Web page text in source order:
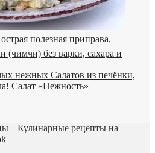
| Кулинарные рецепты на